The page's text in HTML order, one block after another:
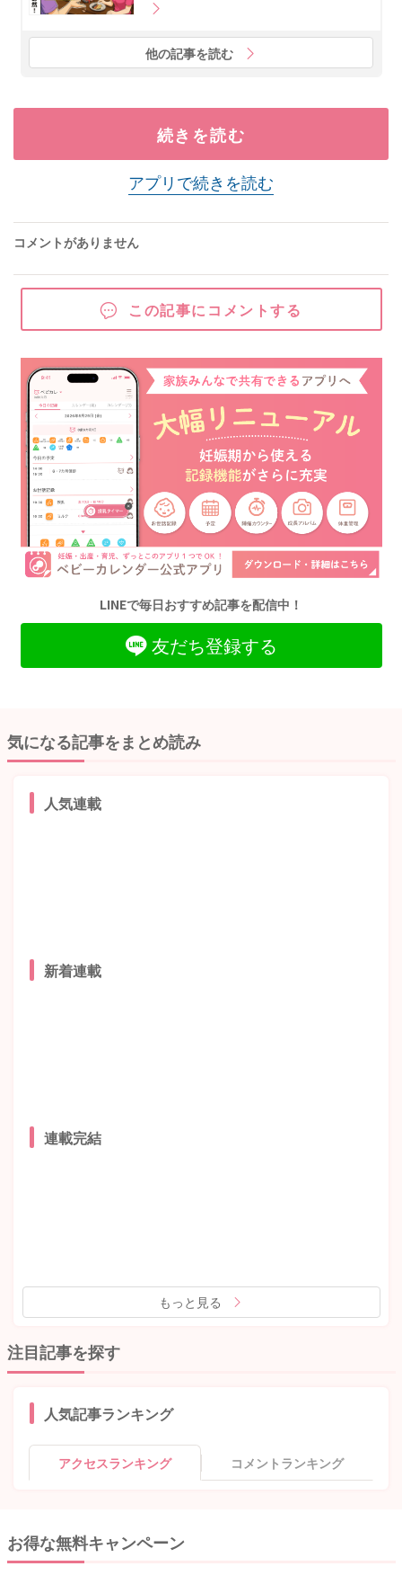
他の記事を読む
続きを読む
アプリで続きを読む
コメントがありません
この記事にコメントする
LINEで毎日おすすめ記事を配信中！
友だち登録する
気になる記事をまとめ読み
人気連載
新着連載
連載完結
もっと見る
注目記事を探す
人気記事ランキング
アクセスランキング コメントランキング
お得な無料キャンペーン